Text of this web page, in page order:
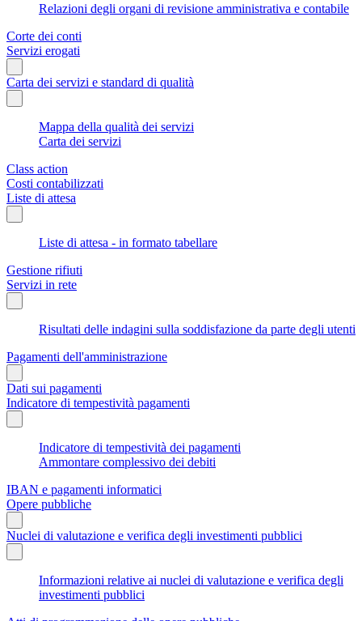
Relazioni degli organi di revisione amministrativa e contabile
Corte dei conti
Servizi erogati
Carta dei servizi e standard di qualità
Mappa della qualità dei servizi
Carta dei servizi
Class action
Costi contabilizzati
Liste di attesa
Liste di attesa - in formato tabellare
Gestione rifiuti
Servizi in rete
Risultati delle indagini sulla soddisfazione da parte degli utenti
Pagamenti dell'amministrazione
Dati sui pagamenti
Indicatore di tempestività pagamenti
Indicatore di tempestività dei pagamenti
Ammontare complessivo dei debiti
IBAN e pagamenti informatici
Opere pubbliche
Nuclei di valutazione e verifica degli investimenti pubblici
Informazioni relative ai nuclei di valutazione e verifica degli
investimenti pubblici